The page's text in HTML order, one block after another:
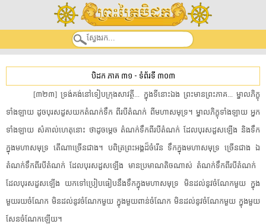
បិដក ភាគ ៣១ - ទំព័រទី ៣០៣
​[​៣២៣​]​ ​ទ្រង់​គង់នៅ​ទៀប​ក្រុង​សាវត្ថី​.​.​.​ ​ក្នុង​ទីនោះ​ឯង​ ​ព្រះមានព្រះភាគ​.​.​.​ ​ម្នាល​ភិក្ខុ​
ទាំងឡាយ​ ​ដូច​បុរស​ដួស​យក​តំណក់​ទឹក​ ​ពីរបី​តំណក់​ ​ពី​មហាសមុទ្រ​។​ ​ម្នាល​ភិក្ខុ​ទាំងឡាយ​ ​អ្នក​
ទាំងឡាយ​ ​សំគាល់ហេតុ​នោះ​ ​ថាដូចម្តេច​ ​តំណក់​ទឹក​ពីរបី​តំណក់​ ​ដែល​បុរស​ដួស​ឡើង​ ​និង​ទឹក​
ក្នុង​មហាសមុទ្រ​ ​តើ​ណា​ច្រើនជាង​។​ ​បពិត្រ​ព្រះអង្គ​ដ៏​ចំរើន​ ​ទឹក​ក្នុង​មហាសមុទ្រ​ ​ច្រើនជាង​ ​ឯ​
តំណក់​ទឹក​ពីរបី​តំណក់​ ​ដែល​បុរស​ដួស​ឡើង​ ​មាន​ប្រមាណ​តិចណាស់​ ​តំណក់​ទឹក​ពីរបី​តំណក់​ ​
ដែល​បុរស​ដួស​ឡើង​ ​យក​ទៅ​ប្រៀបធៀប​នឹង​ទឹក​ក្នុង​មហាសមុទ្រ​ ​មិនដល់​នូវ​ចំណែក​មួយ​ ​ក្នុង​
មួយ​រយ​ចំណែក​ ​មិនដល់​នូវ​ចំណែក​មួយ​ ​ក្នុង​មួយ​ពាន់​ចំណែក​ ​មិនដល់​នូវ​ចំណែក​មួយ​ ​ក្នុង​មួយ​
សែន​ចំណែក​ឡើយ​។​